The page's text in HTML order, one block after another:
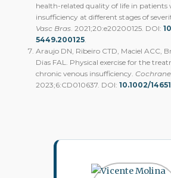
health-related quality of life in patients
insufficiency at different stages of
Vasc Bras . 2021;20:e20200125. DOI:
5449.200125
Araujo DN, Ribeiro CTD, Maciel ACC,
Dias FAL. Physical exercise for the
chronic venous insufficiency
2023;6:CD010637. DOI: 10.1002/